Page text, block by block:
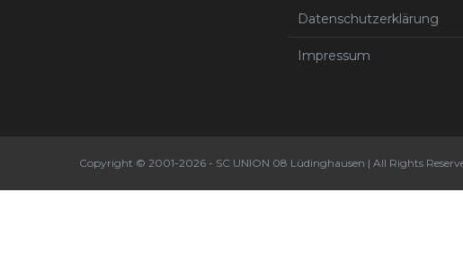
Datenschutzerklärung
Impressum
Copyright © 2001-2026 - SC UNION 08 Lüdinghausen | All Rights